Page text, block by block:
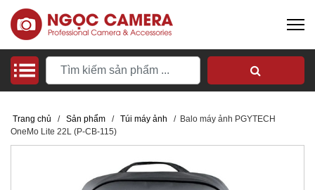
Trang chủ / Sản phẩm / Túi máy ảnh / Balo máy ảnh PGYTECH
OneMo Lite 22L (P-CB-115)